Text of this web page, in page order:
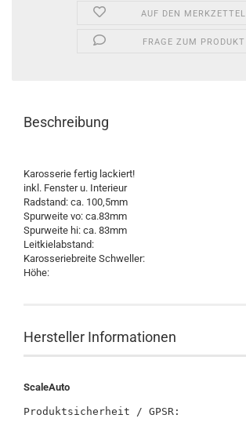
AUF DEN MERKZETTEL
FRAGE ZUM PRODUKT
Beschreibung
Karosserie fertig lackiert!
inkl. Fenster u. Interieur
Radstand: ca. 100,5mm
Spurweite vo: ca.83mm
Spurweite hi: ca. 83mm
Leitkielabstand:
Karosseriebreite Schweller:
Höhe:
Hersteller Informationen
ScaleAuto
Produktsicherheit / GPSR: